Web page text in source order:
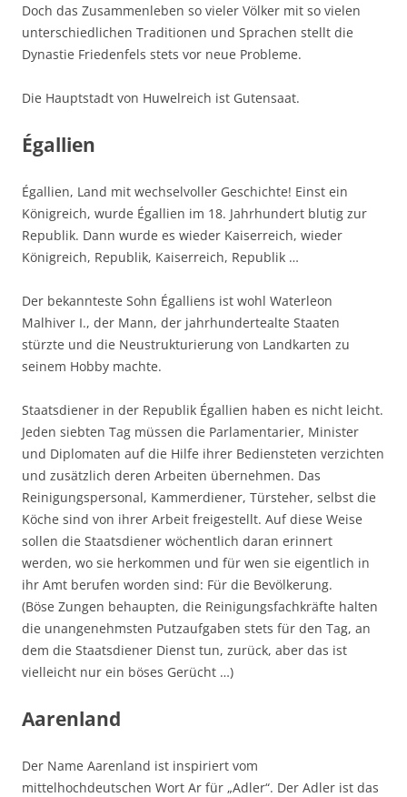
Doch das Zusammenleben so vieler Völker mit so vielen
unterschiedlichen Traditionen und Sprachen stellt die
Dynastie Friedenfels stets vor neue Probleme.
Die Hauptstadt von Huwelreich ist Gutensaat.
Égallien
Égallien, Land mit wechselvoller Geschichte! Einst ein
Königreich, wurde Égallien im 18. Jahrhundert blutig zur
Republik. Dann wurde es wieder Kaiserreich, wieder
Königreich, Republik, Kaiserreich, Republik …
Der bekannteste Sohn Égalliens ist wohl Waterleon
Malhiver I., der Mann, der jahrhundertealte Staaten
stürzte und die Neustrukturierung von Landkarten zu
seinem Hobby machte.
Staatsdiener in der Republik Égallien haben es nicht leicht.
Jeden siebten Tag müssen die Parlamentarier, Minister
und Diplomaten auf die Hilfe ihrer Bediensteten verzichten
und zusätzlich deren Arbeiten übernehmen. Das
Reinigungspersonal, Kammerdiener, Türsteher, selbst die
Köche sind von ihrer Arbeit freigestellt. Auf diese Weise
sollen die Staatsdiener wöchentlich daran erinnert
werden, wo sie herkommen und für wen sie eigentlich in
ihr Amt berufen worden sind: Für die Bevölkerung.
(Böse Zungen behaupten, die Reinigungsfachkräfte halten
die unangenehmsten Putzaufgaben stets für den Tag, an
dem die Staatsdiener Dienst tun, zurück, aber das ist
vielleicht nur ein böses Gerücht …)
Aarenland
Der Name Aarenland ist inspiriert vom
mittelhochdeutschen Wort Ar für „Adler“. Der Adler ist das